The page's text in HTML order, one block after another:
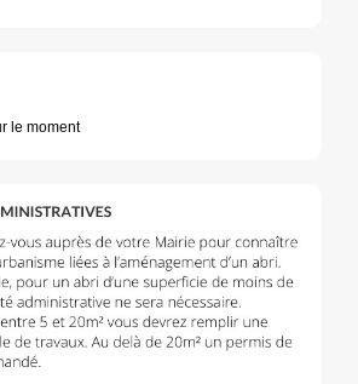
le moment